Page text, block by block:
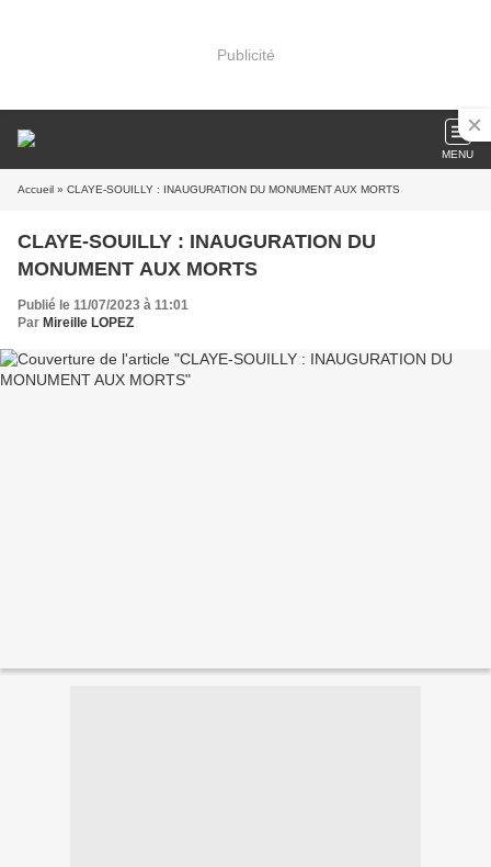
Publicité
MENU
Accueil » CLAYE-SOUILLY : INAUGURATION DU MONUMENT AUX MORTS
CLAYE-SOUILLY : INAUGURATION DU
MONUMENT AUX MORTS
Publié le 11/07/2023 à 11:01
Par Mireille LOPEZ